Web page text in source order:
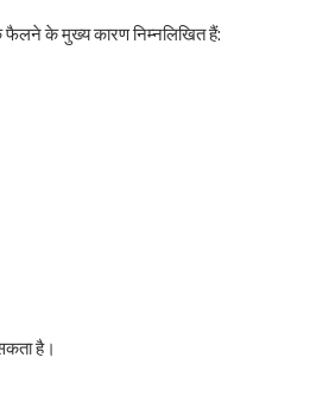
के मुख्य कारण निम्नलिखित हैं:
है।